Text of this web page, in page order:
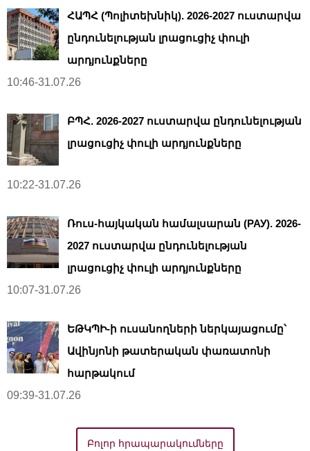
ՀԱՊՀ (Պոլիտեխնիկ). 2026-2027 ուստարվա
ընդունելության լրացուցիչ փուլի
արդյունքները
10:46-31.07.26
ԲՊՀ. 2026-2027 ուստարվա ընդունելության
լրացուցիչ փուլի արդյունքները
10:22-31.07.26
Ռուս-հայկական համալսարան (РАУ). 2026-
2027 ուստարվա ընդունելության
լրացուցիչ փուլի արդյունքները
10:07-31.07.26
ԵԹԿՊԻ-ի ուսանողների ներկայացումը՝
Ավինյոնի թատերական փառատոնի
հարթակում
09:39-31.07.26
Բոլոր հրապարակումները